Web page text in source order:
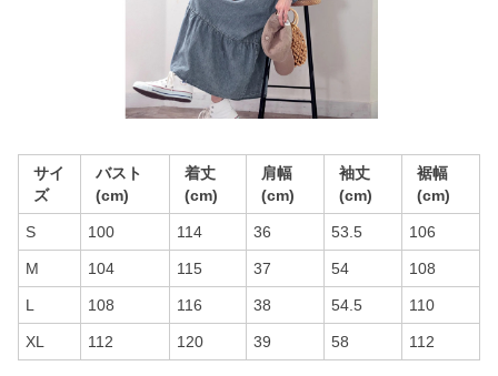
サイ
ズ
バスト
(cm)
着丈
(cm)
肩幅
(cm)
袖丈
(cm)
裾幅
(cm)
S 100 114 36 53.5 106
M 104 115 37 54 108
L 108 116 38 54.5 110
XL 112 120 39 58 112